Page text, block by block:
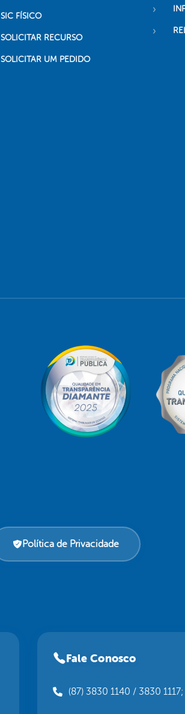
SIC FÍSICO
SOLICITAR RECURSO
SOLICITAR UM PEDIDO
Política de Privacidade
Fale Conosco
(87) 3830 1140 / 3830 1117;